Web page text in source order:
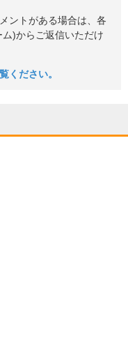
ントがある場合は、各
)からご返信いただけ
ください。